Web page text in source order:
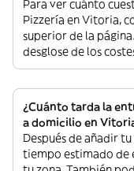
Para ver cuánto
Pizzería en Vitoria,
superior de la
desglose de los
¿Cuánto tarda la
a domicilio en
Después de añadir
tiempo estimado de